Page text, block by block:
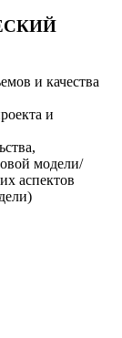
и качества
и
модели/
аспектов